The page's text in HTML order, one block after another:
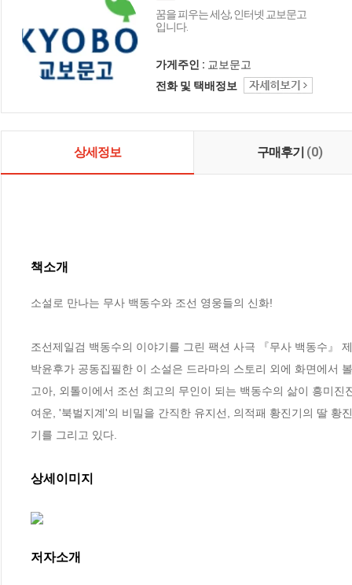
꿈을 피우는 세상, 인터넷 교보문고
입니다.
가게주인 : 교보문고
전화 및 택배정보
상세정보 구매후기 (0)
책소개
소설로 만나는 무사 백동수와 조선 영웅들의 신화!
조선제일검 백동수의 이야기를 그린 팩션 사극 『무사 백동수』
박윤후가 공동집필한 이 소설은 드라마의 스토리 외에 화면에서
고아, 외톨이에서 조선 최고의 무인이 되는 백동수의 삶이 흥미
여운, '북벌지계'의 비밀을 간직한 유지선, 의적패 황진기의 딸 황
기를 그리고 있다.
상세이미지
저자소개